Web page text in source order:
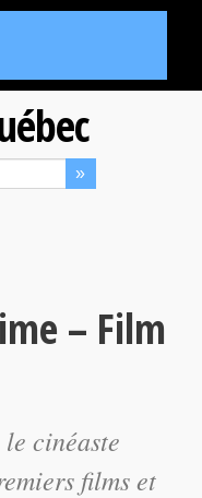
– Film
cinéaste
films et